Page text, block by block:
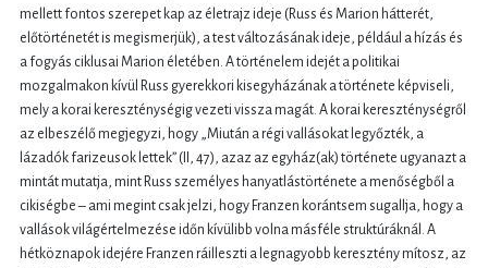
mellett fontos szerepet kap az életrajz ideje (Russ és Marion hátterét,
előtörténetét is megismerjük), a test változásának ideje, például a hízás és
a fogyás ciklusai Marion életében. A történelem idejét a politikai
mozgalmakon kívül Russ gyerekkori kisegyházának a története képviseli,
mely a korai kereszténységig vezeti vissza magát. A korai kereszténységről
az elbeszélő megjegyzi, hogy „Miután a régi vallásokat legyőzték, a
lázadók farizeusok lettek” (II, 47), azaz az egyház(ak) története ugyanazt a
mintát mutatja, mint Russ személyes hanyatlástörténete a menőségből a
cikiségbe – ami megint csak jelzi, hogy Franzen korántsem sugallja, hogy a
vallások világértelmezése időn kívülibb volna másféle struktúráknál. A
hétköznapok idejére Franzen ráilleszti a legnagyobb keresztény mítosz, az